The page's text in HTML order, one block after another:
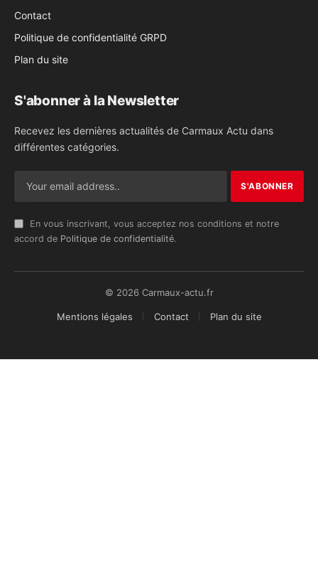
Contact
Politique de confidentialité GRPD
Plan du site
S'abonner à la Newsletter
Recevez les dernières actualités de Carmaux Actu dans
différentes catégories.
En vous inscrivant, vous acceptez nos conditions et notre
accord de Politique de confidentialité.
© 2026 Carmaux-actu.fr
Mentions légales Contact Plan du site